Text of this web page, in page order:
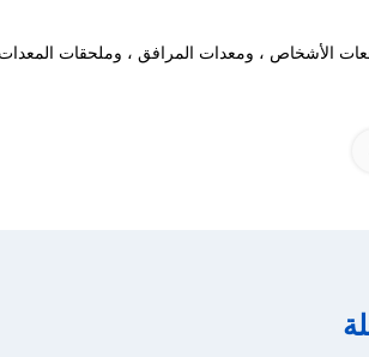
الأشخاص ، ومعدات المرافق ، وملحقات المعدات